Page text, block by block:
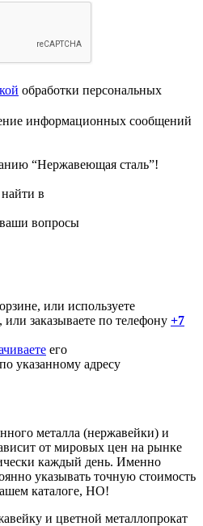
обработки персональных
информационных сообщений
“Нержавеющая сталь”!
в
вопросы
или используете
, или заказываете по телефону +7
его
указанному адресу
металла (нержавейки) и
от мировых цен на рынке
каждый день. Именно
указывать точную стоимость
каталоге, НО!
и цветной металлопрокат